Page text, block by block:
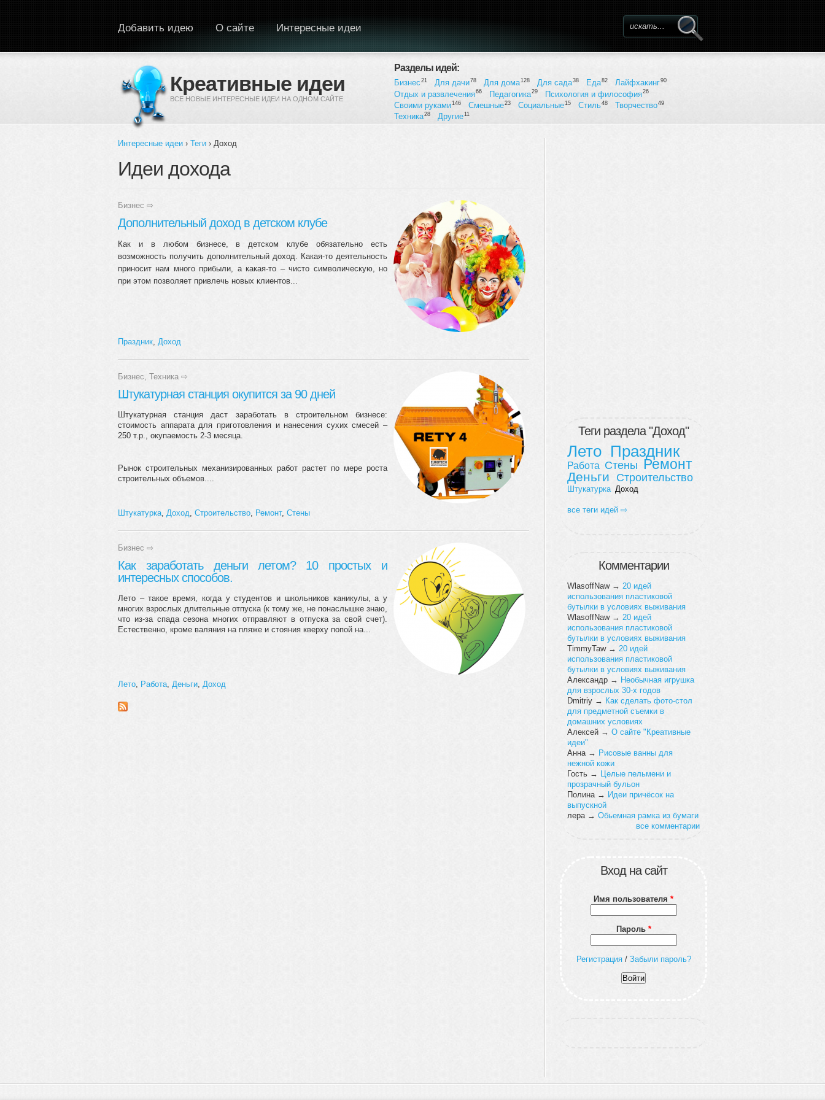
Креативные идеи
ВСЕ НОВЫЕ ИНТЕРЕСНЫЕ ИДЕИ НА ОДНОМ САЙТЕ
Добавить идею О сайте Интересные идеи Форма поиска
Разделы идей:
Бизнес 21 Для дачи78 Для дома128 Для сада38 Еда82 Лайфхакинг90
Отдых и развлечения66 Педагогика29 Психология и философия26
Своими руками146 Смешные23 Социальные 15 Стиль48 Творчество49
Техника28 Другие 11
Вы здесь
Интересные идеи › Теги › Доход
Идеи дохода
Бизнес ⇨
Дополнительный доход в детском клубе
Как и в любом бизнесе, в детском клубе обязательно есть
возможность получить дополнительный доход. Какая-то деятельность
приносит нам много прибыли, а какая-то – чисто символическую, но
при этом позволяет привлечь новых клиентов...
Праздник Доход
Бизнес Техника ⇨
Штукатурная станция окупится за 90 дней
Штукатурная станция даст заработать в строительном бизнесе:
стоимость аппарата для приготовления и нанесения сухих смесей –
250 т.р., окупаемость 2-3 месяца.
Рынок строительных механизированных работ растет по мере роста
строительных объемов....
Штукатурка Доход Строительство Ремонт, Стены
Бизнес ⇨
Как заработать деньги летом? 10 простых и
интересных способов.
Лето – такое время, когда у студентов и школьников каникулы, а у
многих взрослых длительные отпуска (к тому же, не понаслышке знаю,
что из-за спада сезона многих отправляют в отпуска за свой счет).
Естественно, кроме валяния на пляже и стояния кверху попой на...
Лето Работа Деньги Доход
Теги раздела "Доход"
Лето Праздник
Работа Стены Ремонт
Деньги Строительство
Штукатурка Доход
все теги идей ⇨
Комментарии
WlasoffNaw→ 20 идей
использования пластиковой
бутылки в условиях выживания
WlasoffNaw→ 20 идей
использования пластиковой
бутылки в условиях выживания
TimmyTaw→ 20 идей
использования пластиковой
бутылки в условиях выживания
Александр → Необычная игрушка
для взрослых 30-х годов
Dmitriy → Как сделать фото-стол
для предметной съемки в
домашних условиях
Алексей → О сайте "Креативные
идеи"
Анна→ Рисовые ванны для
нежной кожи
Гость → Целые пельмени и
прозрачный бульон
Полина→ Идеи причёсок на
выпускной
лера→ Обьемная рамка из бумаги
все комментарии
Вход на сайт
Имя пользователя *
Пароль *
Регистрация/ Забыли пароль?